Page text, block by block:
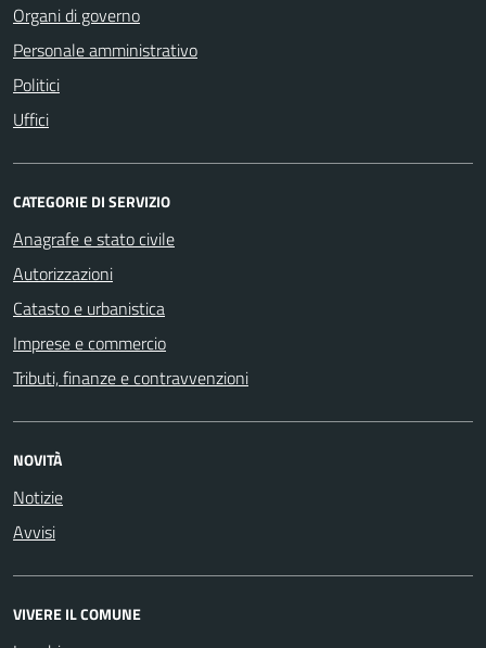
Organi di governo
Personale amministrativo
Politici
Uffici
CATEGORIE DI SERVIZIO
Anagrafe e stato civile
Autorizzazioni
Catasto e urbanistica
Imprese e commercio
Tributi, finanze e contravvenzioni
NOVITÀ
Notizie
Avvisi
VIVERE IL COMUNE